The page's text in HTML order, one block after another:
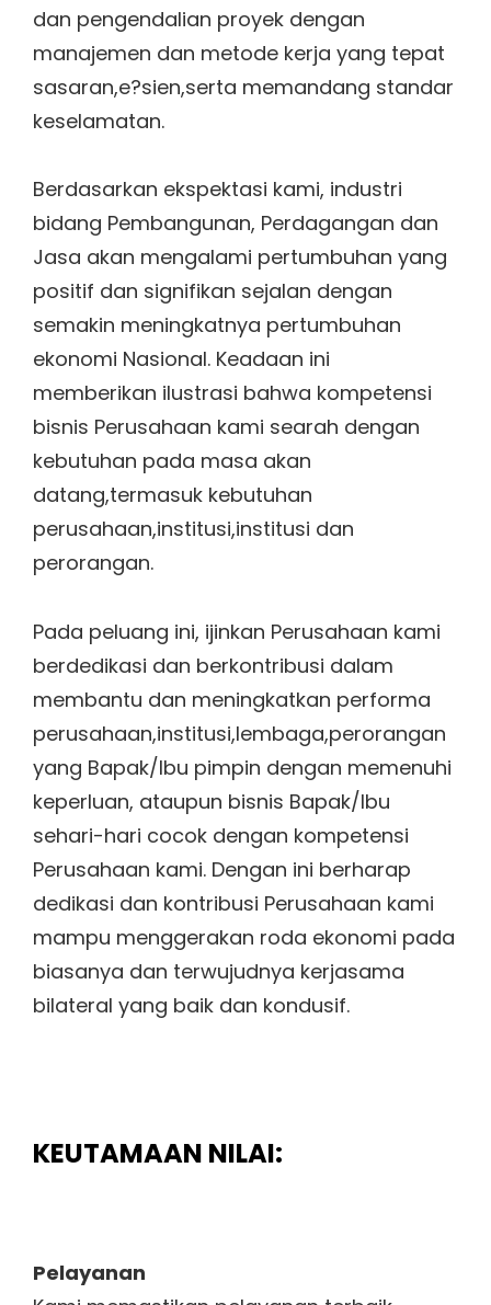
dan pengendalian proyek dengan
manajemen dan metode kerja yang tepat
sasaran,e?sien,serta memandang standar
keselamatan.
Berdasarkan ekspektasi kami, industri
bidang Pembangunan, Perdagangan dan
Jasa akan mengalami pertumbuhan yang
positif dan signifikan sejalan dengan
semakin meningkatnya pertumbuhan
ekonomi Nasional. Keadaan ini
memberikan ilustrasi bahwa kompetensi
bisnis Perusahaan kami searah dengan
kebutuhan pada masa akan
datang,termasuk kebutuhan
perusahaan,institusi,institusi dan
perorangan.
Pada peluang ini, ijinkan Perusahaan kami
berdedikasi dan berkontribusi dalam
membantu dan meningkatkan performa
perusahaan,institusi,lembaga,perorangan
yang Bapak/Ibu pimpin dengan memenuhi
keperluan, ataupun bisnis Bapak/Ibu
sehari-hari cocok dengan kompetensi
Perusahaan kami. Dengan ini berharap
dedikasi dan kontribusi Perusahaan kami
mampu menggerakan roda ekonomi pada
biasanya dan terwujudnya kerjasama
bilateral yang baik dan kondusif.
KEUTAMAAN NILAI:
Pelayanan